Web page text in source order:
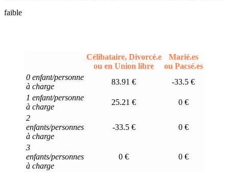
faible
Célibataire, Divorcé.e
ou en Union libre
Marié.es
ou Pacsé.es
0 enfant/personne
à charge
83.91 €
-33.5 €
1 enfant/personne
à charge
25.21 €
0 €
2
enfants/personnes
à charge
-33.5 € 0 €
3
enfants/personnes
à charge
0 € 0 €